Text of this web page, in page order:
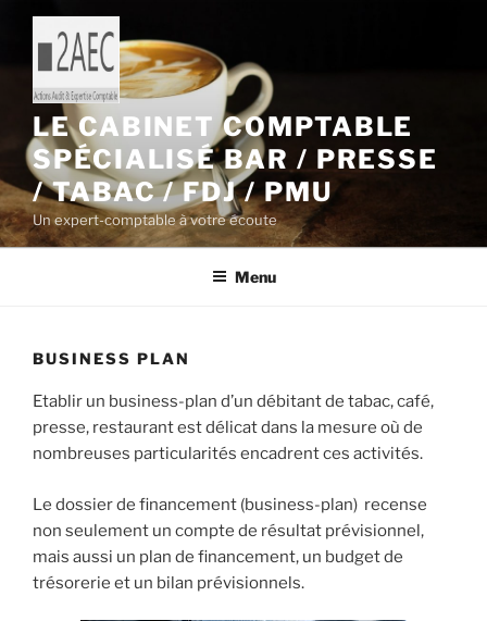
Aller
contenu
principal
LE CABINET COMPTABLE
SPÉCIALISÉ BAR / PRESSE
/ TABAC / FDJ / PMU
Un expert-comptable à votre écoute
Menu
BUSINESS PLAN
Etablir un business-plan d’un débitant de tabac, café,
presse, restaurant est délicat dans la mesure où de
nombreuses particularités encadrent ces activités.
Le dossier de financement (business-plan) recense
non seulement un compte de résultat prévisionnel,
mais aussi un plan de financement, un budget de
trésorerie et un bilan prévisionnels.